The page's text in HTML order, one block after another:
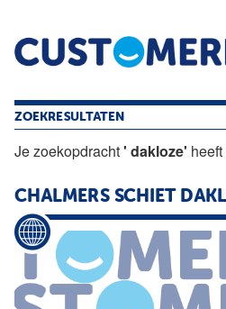
Home Opinie
ZOEKRESULTATEN
Je zoekopdracht' dakloze'
CHALMERS SCHIET